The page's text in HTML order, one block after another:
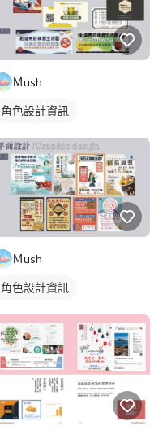
Ｍush
角色設計資訊
Ｍush
角色設計資訊